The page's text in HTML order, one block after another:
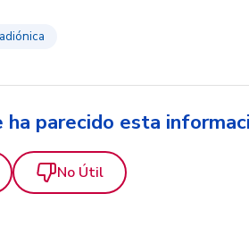
ha parecido esta
No Útil